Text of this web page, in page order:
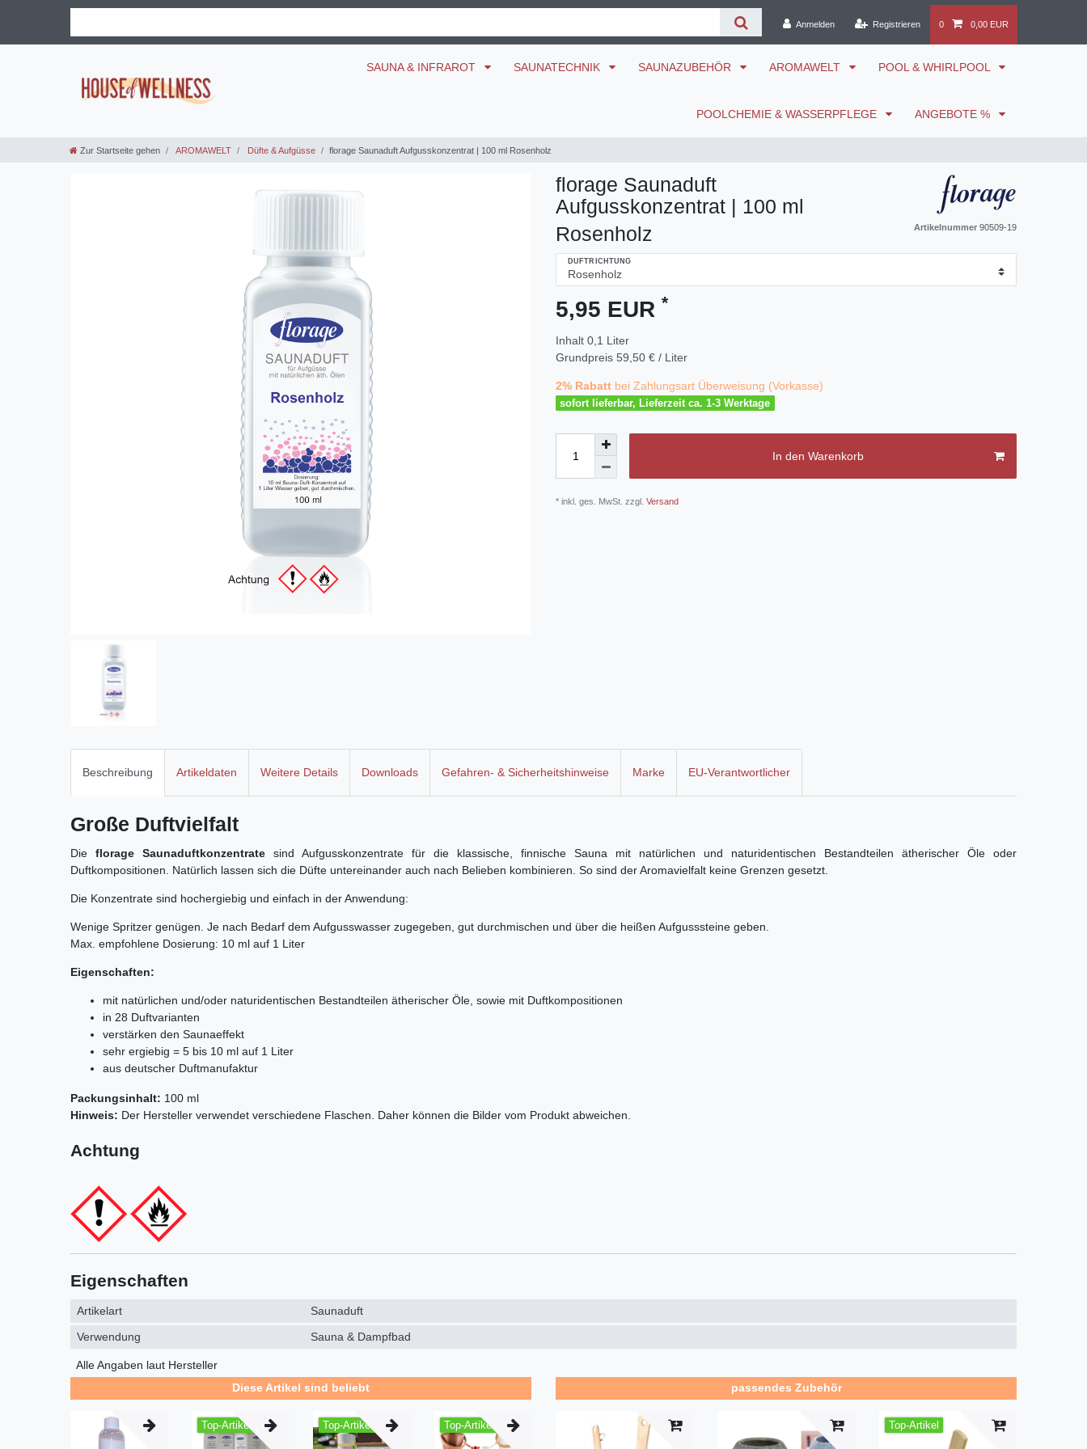
Anmelden Registrieren 0 0,00 EUR
SAUNA & INFRAROT SAUNATECHNIK SAUNAZUBEHÖR AROMAWELT POOL & WHIRLPOOL
POOLCHEMIE & WASSERPFLEGE ANGEBOTE %
Zur Startseite gehen AROMAWELT Düfte & Aufgüsse florage Saunaduft Aufgusskonzentrat | 100 ml Rosenholz
florage Saunaduft
Aufgusskonzentrat | 100 ml
Rosenholz
Artikelnummer 90509-19
DUFTRICHTUNG
5,95 EUR *
Inhalt 0,1 Liter
Grundpreis 59,50 € / Liter
2% Rabatt bei Zahlungsart Überweisung (Vorkasse)
sofort lieferbar, Lieferzeit ca. 1-3 Werktage
In den Warenkorb
* inkl. ges. MwSt. zzgl. Versand
Beschreibung Artikeldaten Weitere Details Downloads Gefahren- & Sicherheitshinweise Marke EU-Verantwortlicher
Große Duftvielfalt
Die florage Saunaduftkonzentrate sind Aufgusskonzentrate für die klassische, finnische Sauna mit natürlichen und naturidentischen Bestandteilen ätherischer Öle oder
Duftkompositionen. Natürlich lassen sich die Düfte untereinander auch nach Belieben kombinieren. So sind der Aromavielfalt keine Grenzen gesetzt.
Die Konzentrate sind hochergiebig und einfach in der Anwendung:
Wenige Spritzer genügen. Je nach Bedarf dem Aufgusswasser zugegeben, gut durchmischen und über die heißen Aufgusssteine geben.
Max. empfohlene Dosierung: 10 ml auf 1 Liter
Eigenschaften:
mit natürlichen und/oder naturidentischen Bestandteilen ätherischer Öle, sowie mit Duftkompositionen
in 28 Duftvarianten
verstärken den Saunaeffekt
sehr ergiebig = 5 bis 10 ml auf 1 Liter
aus deutscher Duftmanufaktur
Packungsinhalt: 100 ml
Hinweis: Der Hersteller verwendet verschiedene Flaschen. Daher können die Bilder vom Produkt abweichen.
Achtung
Eigenschaften
Artikelart Saunaduft
Verwendung Sauna & Dampfbad
Alle Angaben laut Hersteller
Diese Artikel sind beliebt
Top-Artikel Top-Artikel Top-Artikel
passendes Zubehör
Top-Artikel